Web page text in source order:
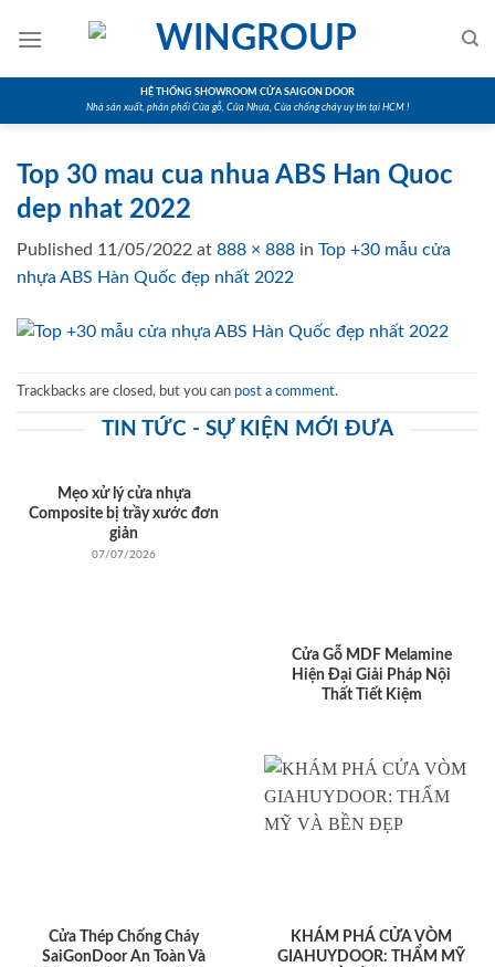
HỆ THỐNG SHOWROOM CỬA SAIGON DOOR
Nhà sản xuất, phân phối Cửa gỗ, Cửa Nhựa, Cửa chống cháy uy tín tại HCM !
Top 30 mau cua nhua ABS Han Quoc
dep nhat 2022
Published 11/05/2022 at 888 × 888 in Top +30 mẫu cửa
nhựa ABS Hàn Quốc đẹp nhất 2022
Trackbacks are closed, but you can post a comment.
TIN TỨC - SỰ KIỆN MỚI ĐƯA
Mẹo xử lý cửa nhựa
Composite bị trầy xước đơn
giản
07/07/2026
Cửa Gỗ MDF Melamine
Hiện Đại Giải Pháp Nội
Thất Tiết Kiệm
Cửa Thép Chống Cháy
SaiGonDoor An Toàn Và
KHÁM PHÁ CỬA VÒM
GIAHUYDOOR: THẨM MỸ